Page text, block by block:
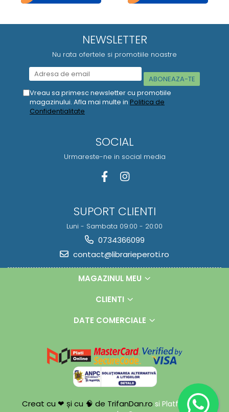
NEWSLETTER
Nu rata ofertele si promotiile noastre
Vreau sa primesc newsletter cu promotiile
magazinului. Afla mai multe in Politica de
Confidentialitate
SOCIAL
Urmareste-ne in social media
SUPORT CLIENTI
Luni - Sambata 09:00 - 20:00
0734366099
contact@librarieperoti.ro
MAGAZINUL MEU
CLIENTI
DATE COMERCIALE
Creat cu ❤ și cu 🧠 de TrifanDan.ro si Platforma E-